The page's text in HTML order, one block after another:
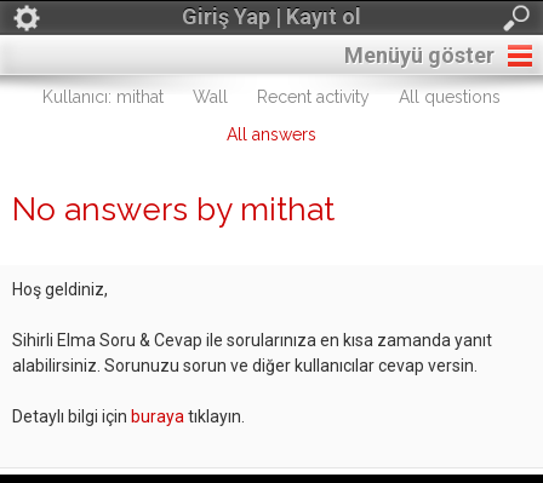
Giriş Yap | Kayıt ol
Menüyü göster
Kullanıcı: mithat Wall Recent activity
All questions
All answers
No answers by mithat
Hoş geldiniz,
Sihirli Elma Soru & Cevap ile sorularınıza en kısa zamanda yanıt
alabilirsiniz. Sorunuzu sorun ve diğer kullanıcılar cevap versin.
Detaylı bilgi için buraya tıklayın.